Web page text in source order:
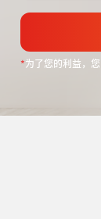
*为了您的利益，